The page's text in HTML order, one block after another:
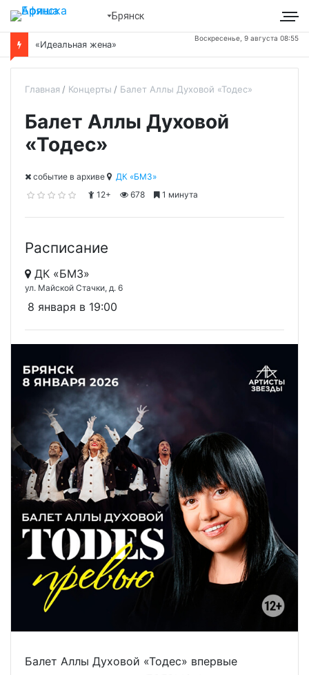
Брянск
«Идеальная жена»
Воскресенье, 9 августа 08:55
Главная Концерты Балет Аллы Духовой «Тодес»
Балет Аллы Духовой
«Тодес»
cобытие в архиве
ДК «БМЗ»
12+
678 1 минута
Расписание
ДК «БМЗ»
ул. Майской Стачки, д. 6
8 января в 19:00
Балет Аллы Духовой «Тодес» впервые